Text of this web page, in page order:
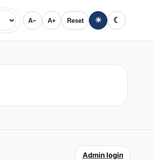
A− A+ Reset ☀ ☾
Admin login